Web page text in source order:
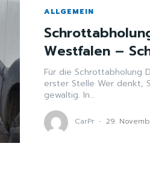
ALLGEMEIN
Westfalen –
Für die Schrottabholung
erster Stelle Wer denkt, Schrott sei einfach nur wertloser Müll, der irrt sich
gewaltig. In...
CarPr - 29.